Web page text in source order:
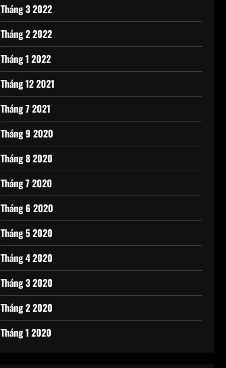
Tháng 3 2022
Tháng 2 2022
Tháng 1 2022
Tháng 12 2021
Tháng 7 2021
Tháng 9 2020
Tháng 8 2020
Tháng 7 2020
Tháng 6 2020
Tháng 5 2020
Tháng 4 2020
Tháng 3 2020
Tháng 2 2020
Tháng 1 2020